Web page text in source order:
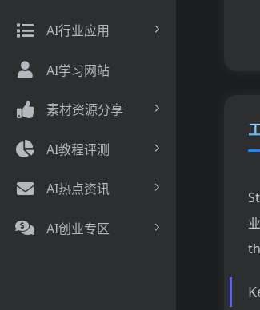
AI行业应用
AI学习网站
素材资源分享
AI教程评测
AI热点资讯
AI创业专区